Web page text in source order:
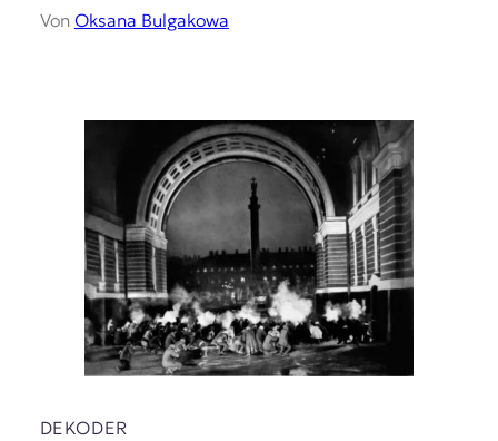
Von Oksana Bulgakowa
DEKODER